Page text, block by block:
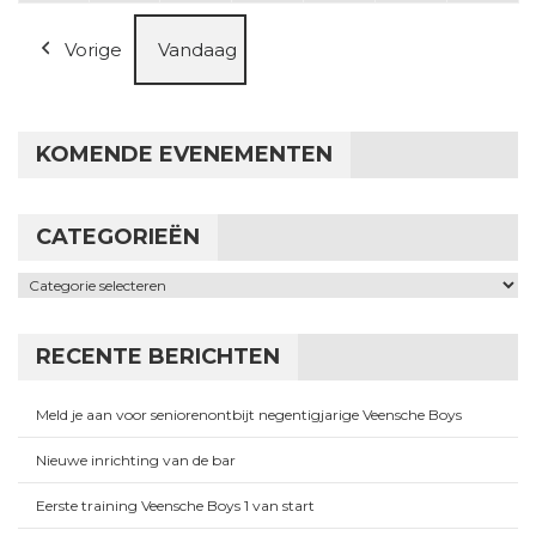
Vorige Vandaag
KOMENDE EVENEMENTEN
CATEGORIEËN
Categorieën
RECENTE BERICHTEN
Meld je aan voor seniorenontbijt negentigjarige Veensche Boys
Nieuwe inrichting van de bar
Eerste training Veensche Boys 1 van start